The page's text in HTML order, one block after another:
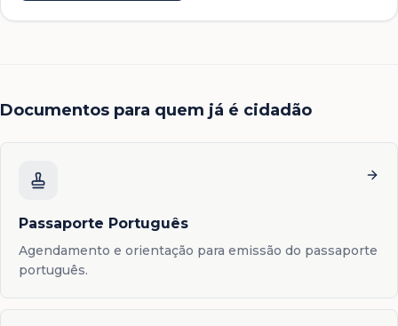
Documentos para quem já é cidadão
Passaporte Português
Agendamento e orientação para emissão do passaporte
português.